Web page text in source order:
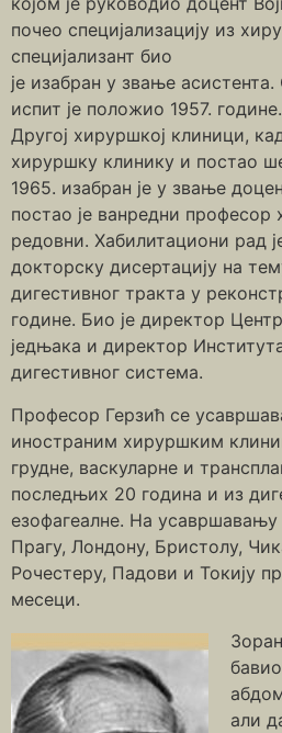
почео специјализацију из
специјализант био
је изабран у звање
испит је положио 1957.
Другој хируршкој клиници,
хируршку клинику и постао
1965. изабран је у звање
постао је ванредни професор
редовни. Хабилитациони рад
докторску дисертацију на
дигестивног тракта у
године. Био је директор
једњака и директор
дигестивног система.
Професор Герзић се
иностраним хируршким
грудне, васкуларне и
последњих 20 година и из
езофагеалне. На
Прагу, Лондону, Бристолу,
Рочестеру, Падови и Токију
месеци.
али